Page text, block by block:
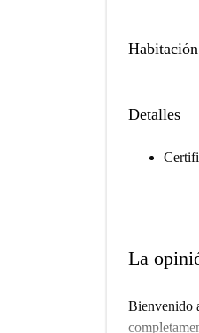
Detalles
La
Bienvenido